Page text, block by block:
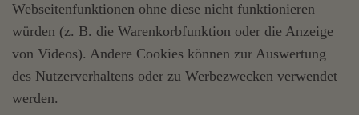
Webseitenfunktionen ohne diese nicht funktionieren
würden (z. B. die Warenkorbfunktion oder die Anzeige
von Videos). Andere Cookies können zur Auswertung
des Nutzerverhaltens oder zu Werbezwecken verwendet
werden.